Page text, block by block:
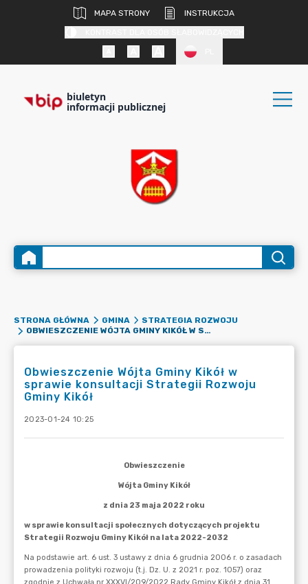
MAPA STRONY
INSTRUKCJA
biuletyn
informacji publicznej
STRONA GŁÓWNA GMINA
STRATEGIA ROZWOJU
OBWIESZCZENIE WÓJTA GMINY KIKÓŁ W SPRAWIE KONSULTACJI STRATEGII ROZWOJU GMINY KIKÓŁ
Obwieszczenie Wójta Gminy Kikół w
sprawie konsultacji Strategii Rozwoju
Gminy Kikół
2023-01-24 10:25